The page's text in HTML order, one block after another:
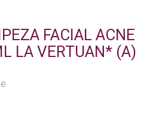
FACIAL ACNE
LA VERTUAN* (A)